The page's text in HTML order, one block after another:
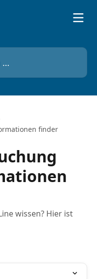
finder
wissen? Hier ist